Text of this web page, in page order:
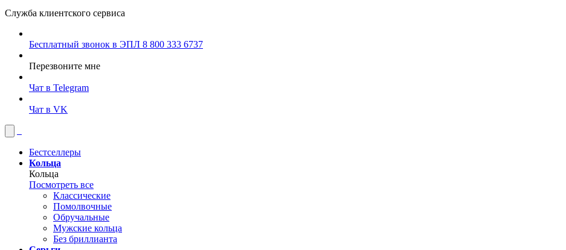
Служба клиентского сервиса
Бесплатный звонок в ЭПЛ 8 800 333 6737
Перезвоните мне
Чат в Telegram
Чат в VK
Бестселлеры
Кольца
Кольца
Посмотреть все
Классические
Помолвочные
Обручальные
Мужские кольца
Без бриллианта